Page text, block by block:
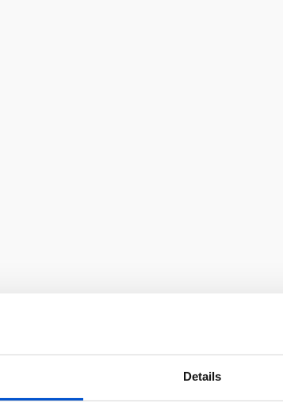
Details